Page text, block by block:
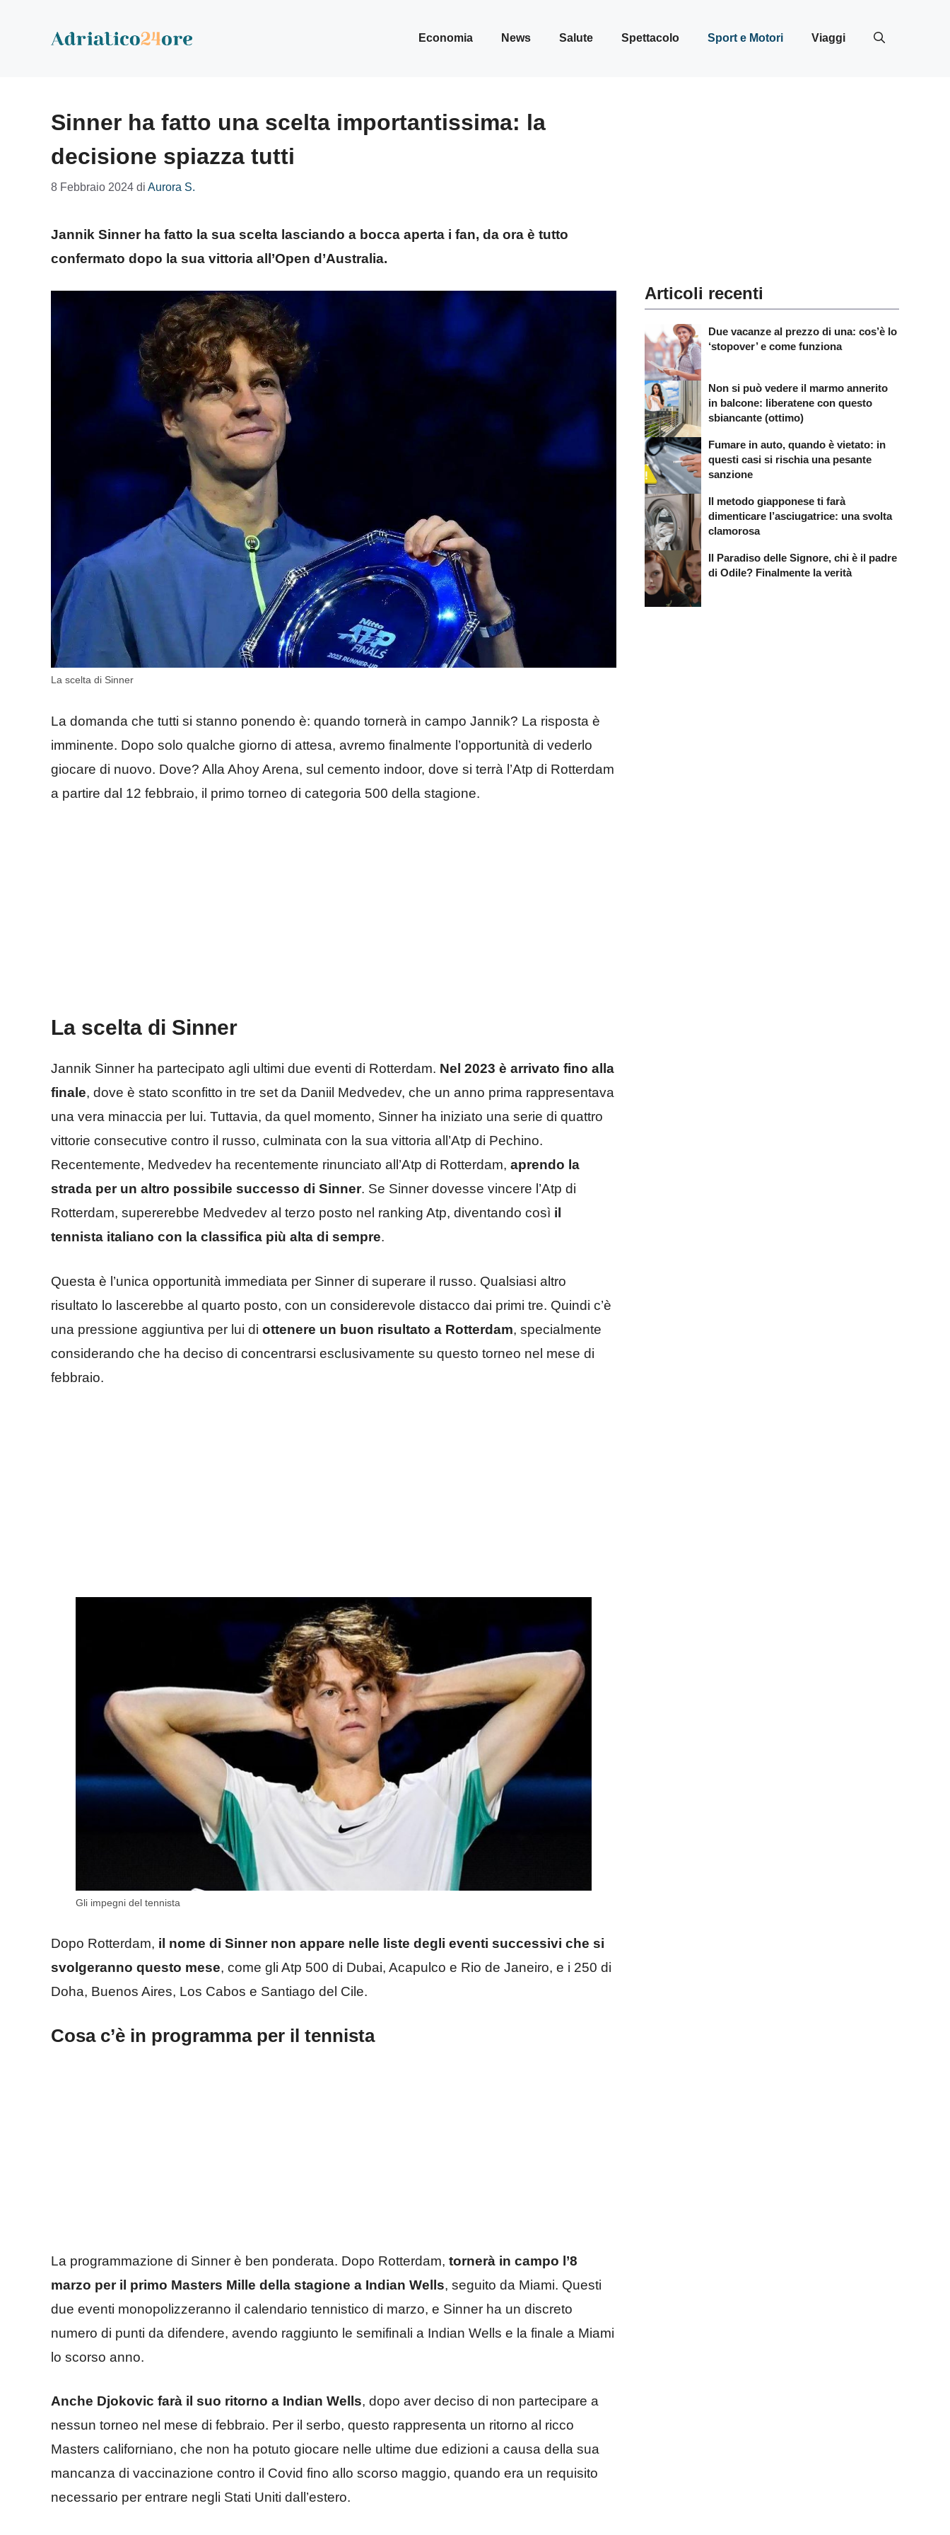
Economia News Salute Spettacolo Sport e Motori Viaggi
Sinner ha fatto una scelta importantissima: la
decisione spiazza tutti
8 Febbraio 2024 di Aurora S.
Jannik Sinner ha fatto la sua scelta lasciando a bocca aperta i fan, da ora è tutto
confermato dopo la sua vittoria all’Open d’Australia.
La scelta di Sinner
La domanda che tutti si stanno ponendo è: quando tornerà in campo Jannik? La risposta è
imminente. Dopo solo qualche giorno di attesa, avremo finalmente l’opportunità di vederlo
giocare di nuovo. Dove? Alla Ahoy Arena, sul cemento indoor, dove si terrà l’Atp di Rotterdam
a partire dal 12 febbraio, il primo torneo di categoria 500 della stagione.
La scelta di Sinner
Jannik Sinner ha partecipato agli ultimi due eventi di Rotterdam. Nel 2023 è arrivato fino alla
finale, dove è stato sconfitto in tre set da Daniil Medvedev, che un anno prima rappresentava
una vera minaccia per lui. Tuttavia, da quel momento, Sinner ha iniziato una serie di quattro
vittorie consecutive contro il russo, culminata con la sua vittoria all’Atp di Pechino.
Recentemente, Medvedev ha recentemente rinunciato all’Atp di Rotterdam, aprendo la
strada per un altro possibile successo di Sinner. Se Sinner dovesse vincere l’Atp di
Rotterdam, supererebbe Medvedev al terzo posto nel ranking Atp, diventando così il
tennista italiano con la classifica più alta di sempre.
Questa è l’unica opportunità immediata per Sinner di superare il russo. Qualsiasi altro
risultato lo lascerebbe al quarto posto, con un considerevole distacco dai primi tre. Quindi c’è
una pressione aggiuntiva per lui di ottenere un buon risultato a Rotterdam, specialmente
considerando che ha deciso di concentrarsi esclusivamente su questo torneo nel mese di
febbraio.
Gli impegni del tennista
Dopo Rotterdam, il nome di Sinner non appare nelle liste degli eventi successivi che si
svolgeranno questo mese, come gli Atp 500 di Dubai, Acapulco e Rio de Janeiro, e i 250 di
Doha, Buenos Aires, Los Cabos e Santiago del Cile.
Cosa c’è in programma per il tennista
La programmazione di Sinner è ben ponderata. Dopo Rotterdam, tornerà in campo l’8
marzo per il primo Masters Mille della stagione a Indian Wells, seguito da Miami. Questi
due eventi monopolizzeranno il calendario tennistico di marzo, e Sinner ha un discreto
numero di punti da difendere, avendo raggiunto le semifinali a Indian Wells e la finale a Miami
lo scorso anno.
Anche Djokovic farà il suo ritorno a Indian Wells, dopo aver deciso di non partecipare a
nessun torneo nel mese di febbraio. Per il serbo, questo rappresenta un ritorno al ricco
Masters californiano, che non ha potuto giocare nelle ultime due edizioni a causa della sua
mancanza di vaccinazione contro il Covid fino allo scorso maggio, quando era un requisito
necessario per entrare negli Stati Uniti dall’estero.
Articoli recenti
Due vacanze al prezzo di una: cos’è lo
‘stopover’ e come funziona
Non si può vedere il marmo annerito
in balcone: liberatene con questo
sbiancante (ottimo)
Fumare in auto, quando è vietato: in
questi casi si rischia una pesante
sanzione
Il metodo giapponese ti farà
dimenticare l’asciugatrice: una svolta
clamorosa
Il Paradiso delle Signore, chi è il padre
di Odile? Finalmente la verità